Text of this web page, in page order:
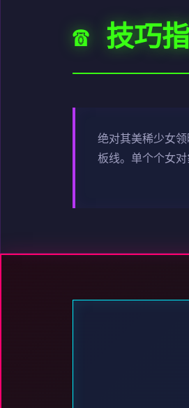
☎️ 技巧
绝对其美稀少女
板线。单个个女